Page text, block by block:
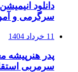
دانلود
سرگرمی و
11 خرداد 1404
پدر هنرپیشه
سرمربی